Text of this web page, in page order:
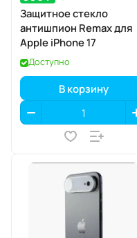
Защитное стекло
антишпион Remax для
Apple iPhone 17
Доступно
В корзину